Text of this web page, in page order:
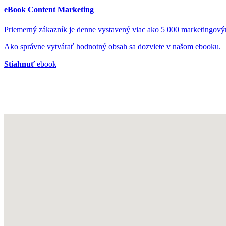
eBook Content Marketing
Priemerný zákazník je denne vystavený viac ako 5 000
Ako správne vytvárať hodnotný obsah sa dozviete v našom ebooku.
Stiahnuťebook